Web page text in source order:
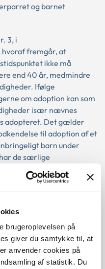
brugeroplevelsen på
giver du samtykke til, at
anvender cookies på
af statistik. Du
og barnet
3, i
hvoraf fremgår, at
ikke må
end 40 år, medmindre
Ifølge
om adoption kan som
især nævnes
adopteret. Det gælder
til adoption af et
barn under
de særlige
til at sikre et gunstigt
godkendelsesramme
Det blev
ophold på institution
hvis barnet skulle